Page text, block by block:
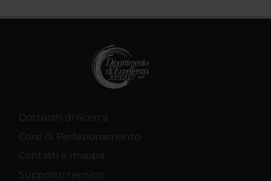
Dottorati di ricerca
Corsi di Perfezionamento
Contatti e mappa
Supporto tecnico